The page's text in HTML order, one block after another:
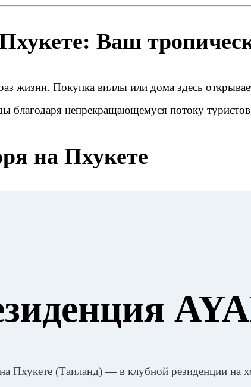
Ваш
жизни. Покупка виллы или дома здесь
благодаря непрекращающемуся потоку
на Пхукете
Пхукете (Таиланд) — в клубной резиденции на